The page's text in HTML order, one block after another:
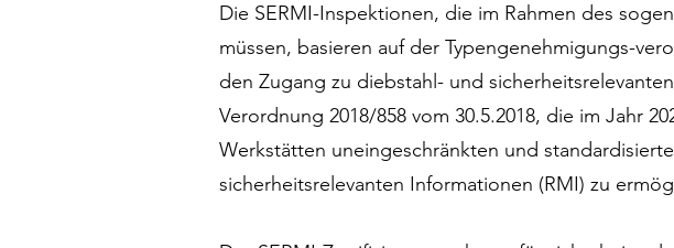
Die SERMI-Inspektionen, die im Rahmen des
müssen, basieren auf der Typengenehmigungs-
den Zugang zu diebstahl- und
Verordnung 2018/858 vom 30.5.2018, die im Jahr
Werkstätten uneingeschränkten und
sicherheitsrelevanten Informationen (RMI) zu